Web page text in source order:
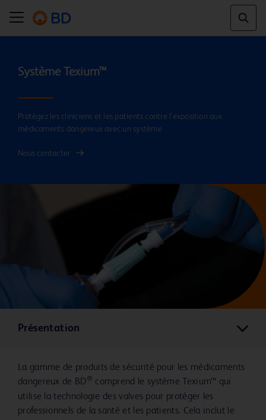
Protégez les cliniciens et les patients contre l’exposition aux
médicaments dangereux avec un système
Nous contacter
Présentation
La gamme de produits de sécurité pour les médicaments
dangereux de BD® comprend le système Texium™ qui
utilise la technologie des valves pour protéger les
professionnels de la santé et les patients. Cela inclut le